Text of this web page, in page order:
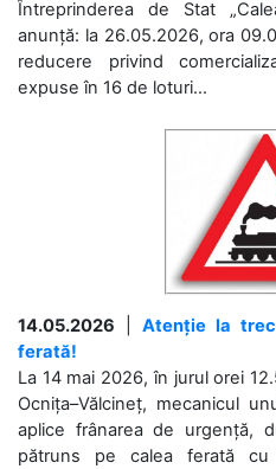
Întreprinderea de Stat
anunță: la 26.05.2026, ora
reducere privind
expuse în 16 de loturi...
14.05.2026
Atenție la
ferată!
La 14 mai 2026, în jurul orei
Ocnița–Vălcineț, mecanicul
aplice frânarea de urgență,
pătruns pe calea ferată cu